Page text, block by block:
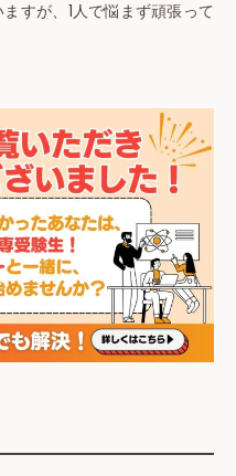
すが、1人で悩まず頑張って